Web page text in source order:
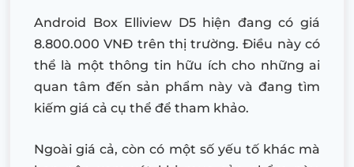
Android Box Elliview D5 hiện đang có giá
8.800.000 VNĐ trên thị trường. Điều này có
thể là một thông tin hữu ích cho những ai
quan tâm đến sản phẩm này và đang tìm
kiếm giá cả cụ thể để tham khảo.
Ngoài giá cả, còn có một số yếu tố khác mà